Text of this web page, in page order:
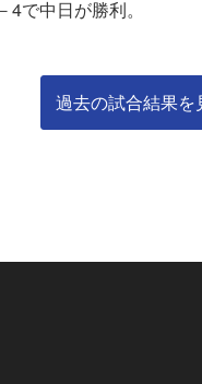
で中日が勝利。
過去の試合結果